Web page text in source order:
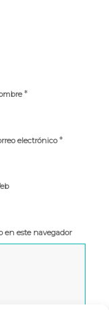
*
electrónico*
en este navegador